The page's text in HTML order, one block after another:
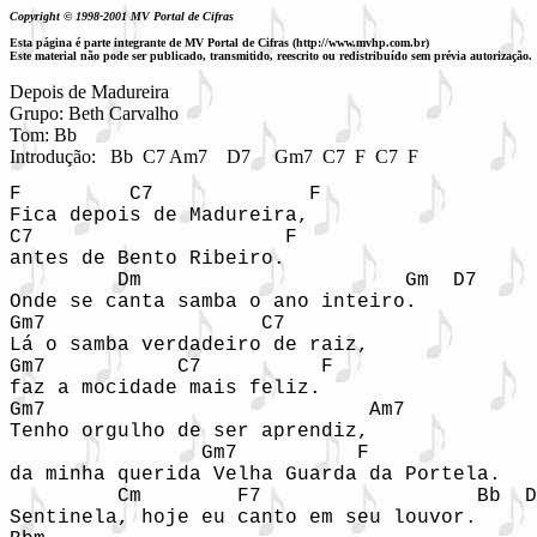
Copyright © 1998-2001 MV Portal de Cifras
Esta página é parte integrante de MV Portal de Cifras (http://www.mvhp.com.br)
Este material não pode ser publicado, transmitido, reescrito ou redistribuído sem prévia autorização.
Depois de Madureira
Grupo: Beth Carvalho
Tom: Bb
Introdução:
Bb  C7 Am7    D7     Gm7  C7  F  C7  F
F         C7             F
Fica depois de Madureira,
C7                     F
antes de Bento Ribeiro.
         Dm                      Gm  D7
Onde se canta samba o ano inteiro.
Gm7                  C7
Lá o samba verdadeiro de raiz,
Gm7           C7          F
faz a mocidade mais feliz.
Gm7                           Am7
Tenho orgulho de ser aprendiz,
                Gm7          F
da minha querida Velha Guarda da Portela.
Cm        F7                  Bb
Sentinela, hoje eu canto em seu louvor.